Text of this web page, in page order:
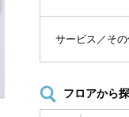
サービス／そ
フロアから